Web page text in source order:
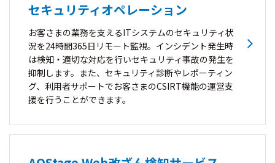
セキュリティオペレーション
お客さまの業務を支えるITシステムのセキュリティ状
況を24時間365日リモート監視。インシデント発生時
は検知・適切な対応を行いセキュリティ事故の発生を
抑制します。また、セキュリティ診断やレポーティン
グ、利用者サポートでお客さまのCSIRT機能の運営支
援を行うことができます。